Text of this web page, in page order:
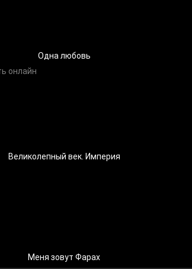
Одна любовь
Великолепный век. Империя
Меня зовут Фарах